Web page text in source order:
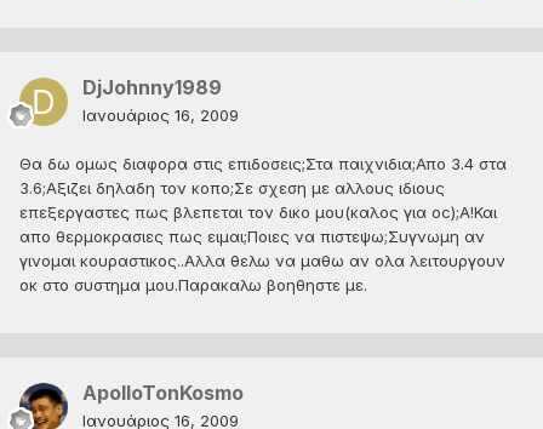
DjJohnny1989
Ιανουάριος 16, 2009
Θα δω ομως διαφορα στις επιδοσεις;Στα παιχνιδια;Απο 3.4 στα
3.6;Αξιζει δηλαδη τον κοπο;Σε σχεση με αλλους ιδιους
επεξεργαστες πως βλεπεται τον δικο μου(καλος για oc);A!Και
απο θερμοκρασιες πως ειμαι;Ποιες να πιστεψω;Συγνωμη αν
γινομαι κουραστικος..Αλλα θελω να μαθω αν ολα λειτουργουν
οκ στο συστημα μου.Παρακαλω βοηθηστε με.
ApolloTonKosmo
Ιανουάριος 16, 2009